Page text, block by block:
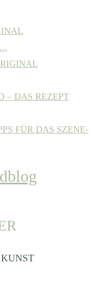
– DAS REZEPT
FÜR DAS SZENE-